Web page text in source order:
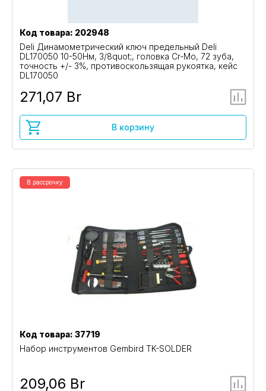
Код товара: 202948
Deli Динамометрический ключ предельный Deli
DL170050 10-50Нм, 3/8quot;, головка Cr-Mo, 72 зуба,
точность +/- 3%, противоскользящая рукоятка, кейс
DL170050
271,07 Br
В корзину
В рассрочку
Код товара: 37719
Набор инструментов Gembird TK-SOLDER
209,06 Br